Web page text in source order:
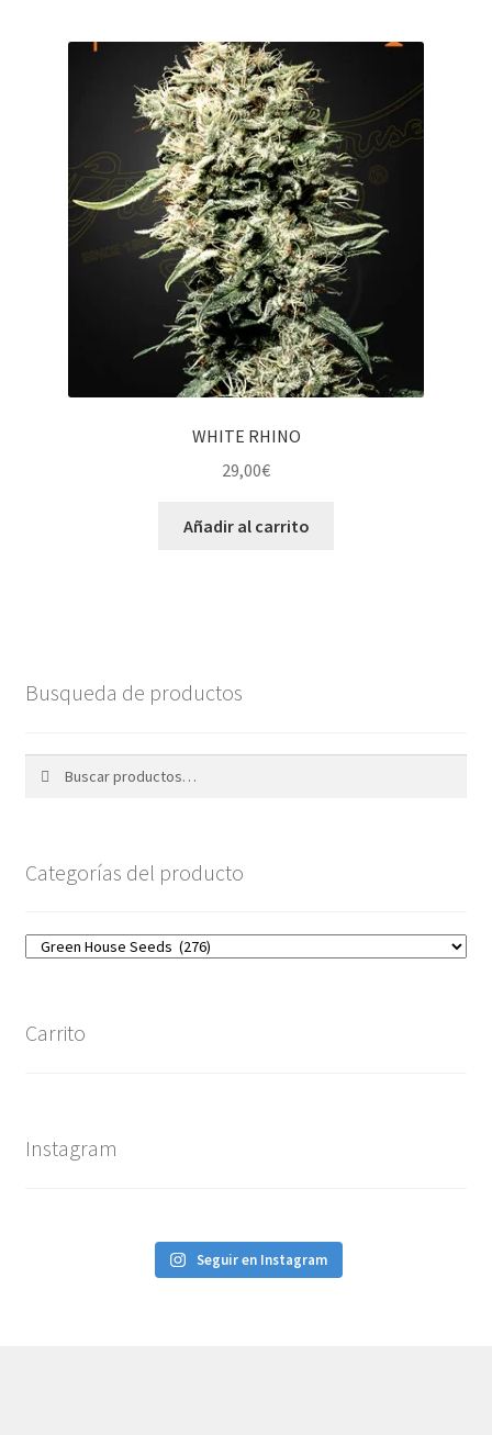
WHITE RHINO
29,00€
Añadir al carrito
Busqueda de productos
Categorías del producto
Carrito
Instagram
Seguir en Instagram